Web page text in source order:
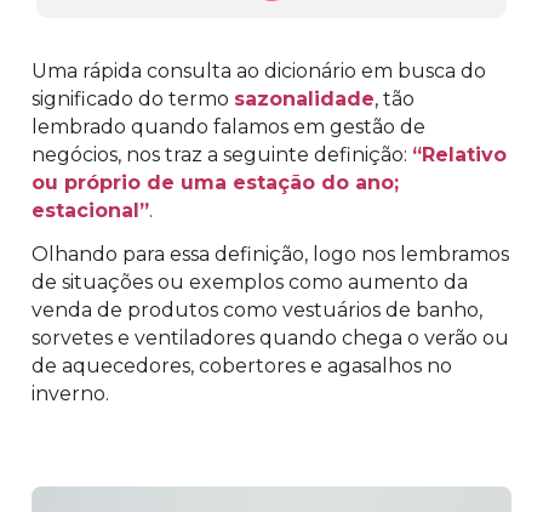
Uma rápida consulta ao dicionário em busca do
significado do termo sazonalidade, tão
lembrado quando falamos em gestão de
negócios, nos traz a seguinte definição: “Relativo
ou próprio de uma estação do ano;
estacional”.
Olhando para essa definição, logo nos lembramos
de situações ou exemplos como aumento da
venda de produtos como vestuários de banho,
sorvetes e ventiladores quando chega o verão ou
de aquecedores, cobertores e agasalhos no
inverno.